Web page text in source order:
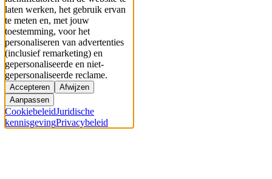
laten werken, het gebruik ervan
te meten en, met jouw
toestemming, voor het
personaliseren van advertenties
(inclusief remarketing) en
gepersonaliseerde en niet-
gepersonaliseerde reclame.
Accepteren
Afwijzen
Aanpassen
CookiebeleidJuridische
kennisgevingPrivacybeleid